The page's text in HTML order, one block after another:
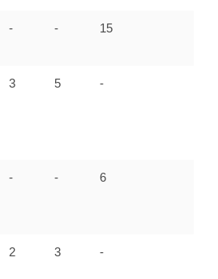
- - 15
3 5 -
- - 6
2 3 -